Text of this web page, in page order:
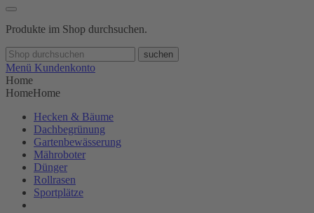
Produkte im Shop durchsuchen.
suchen
Menü Kundenkonto
Home
HomeHome
Hecken & Bäume
Dachbegrünung
Gartenbewässerung
Mähroboter
Dünger
Rollrasen
Sportplätze